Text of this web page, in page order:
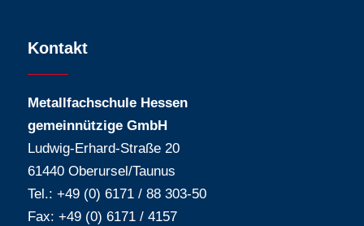
Kontakt
Metallfachschule Hessen
gemeinnützige GmbH
Ludwig-Erhard-Straße 20
61440 Oberursel/Taunus
Tel.: +49 (0) 6171 / 88 303-50
Fax: +49 (0) 6171 / 4157